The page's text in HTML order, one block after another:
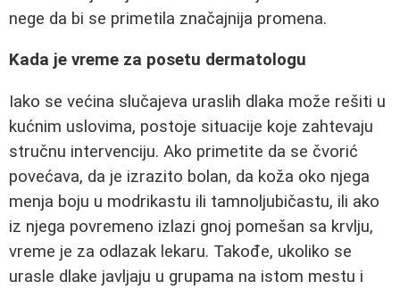
nege da bi se primetila značajnija promena.
Kada je vreme za posetu dermatologu
Iako se većina slučajeva uraslih dlaka može rešiti u
kućnim uslovima, postoje situacije koje zahtevaju
stručnu intervenciju. Ako primetite da se čvorić
povećava, da je izrazito bolan, da koža oko njega
menja boju u modrikastu ili tamnoljubičastu, ili ako
iz njega povremeno izlazi gnoj pomešan sa krvlju,
vreme je za odlazak lekaru. Takođe, ukoliko se
urasle dlake javljaju u grupama na istom mestu i